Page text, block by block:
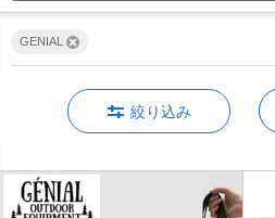
GENIAL
絞り込み